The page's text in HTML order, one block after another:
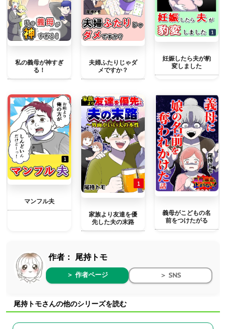
私の義母が神すぎ
る！
夫婦ふたりじゃダ
メですか？
妊娠したら夫が豹
変しました
マンフル夫
家族より友達を優
先した夫の末路
義母がこどもの名
前をつけたがる
作者： 尾持トモ
＞ 作者ページ ＞ SNS
尾持トモさんの他のシリーズを読む